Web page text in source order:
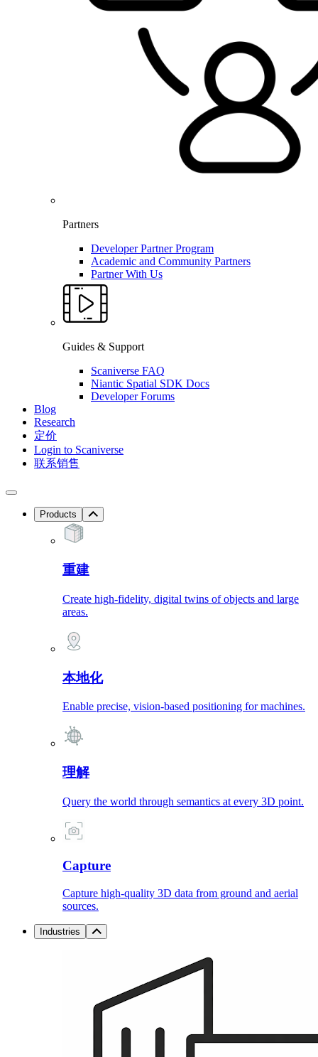
Partners
Developer Partner Program
Academic and Community Partners
Partner With Us
Guides & Support
Scaniverse FAQ
Niantic Spatial SDK Docs
Developer Forums
Blog
Research
定价
Login to Scaniverse
联系销售
Products
重建
Create high-fidelity, digital twins of objects and large
areas.
本地化
Enable precise, vision-based positioning for machines.
理解
Query the world through semantics at every 3D point.
Capture
Capture high-quality 3D data from ground and aerial
sources.
Industries